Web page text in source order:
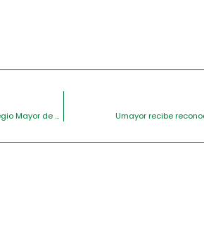
Encuentro con exfuncionarios, administrativos y profesores del Colegio Mayor de Bolívar y Umayor Umayor recibe